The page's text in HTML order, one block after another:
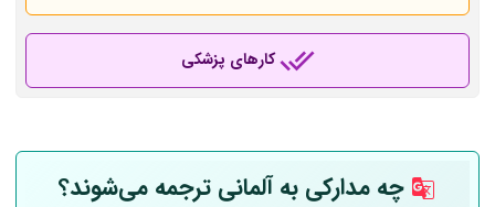
کارهای پزشکی
چه مدارکی بهآلمانی ترجمه می‌شوند؟